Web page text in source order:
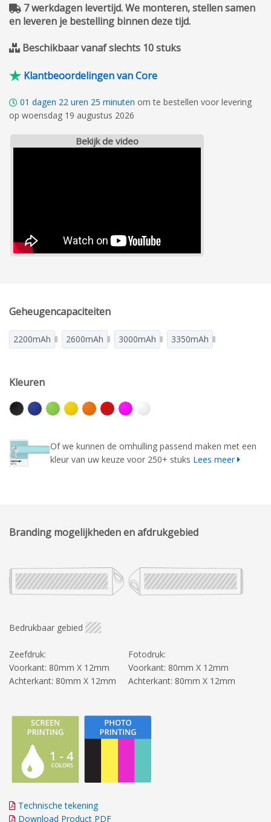
7 werkdagen levertijd. We monteren, stellen samen
en leveren je bestelling binnen deze tijd.
Beschikbaar vanaf slechts 10 stuks
Klantbeoordelingen van Core
01 dagen 22 uren 25 minuten om te bestellen voor levering
op woensdag 19 augustus 2026
Bekijk de video
Geheugencapaciteiten
2200mAh 2600mAh 3000mAh 3350mAh
Kleuren
Of we kunnen de omhulling passend maken met een
kleur van uw keuze voor 250+ stuks Lees meer
Branding mogelijkheden en afdrukgebied
Bedrukbaar gebied
Zeefdruk:
Voorkant: 80mm X 12mm
Achterkant: 80mm X 12mm
Fotodruk:
Voorkant: 80mm X 12mm
Achterkant: 80mm X 12mm
Technische tekening
Download Product PDF